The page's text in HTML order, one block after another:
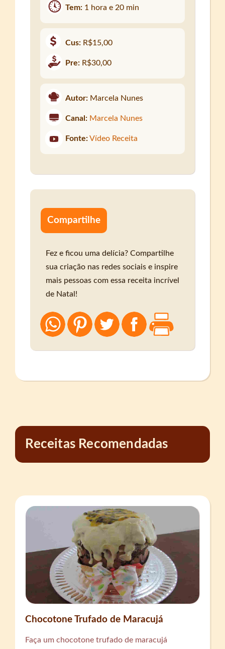
Tem: 1 hora e 20 min
Cus: R$15,00
Pre: R$30,00
Autor: Marcela Nunes
Canal: Marcela Nunes
Fonte: Vídeo Receita
Compartilhe
Fez e ficou uma delícia? Compartilhe
sua criação nas redes sociais e inspire
mais pessoas com essa receita incrível
de Natal!
Receitas Recomendadas
Chocotone Trufado de Maracujá
Faça um chocotone trufado de maracujá